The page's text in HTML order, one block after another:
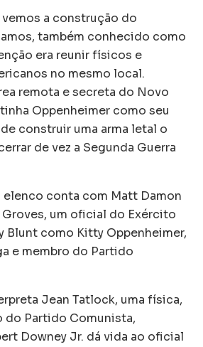
vemos a construção do
também conhecido como
era reunir físicos e
no mesmo local.
remota e secreta do Novo
Oppenheimer como seu
construir uma arma letal o
de vez a Segunda Guerra
elenco conta com Matt Damon
um oficial do Exército
Blunt como Kitty Oppenheimer,
e membro do Partido
Jean Tatlock, uma física,
do Partido Comunista,
Downey Jr. dá vida ao oficial